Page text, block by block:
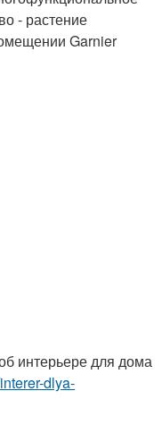
- растение
Garnier
интерьере для дома
dlya-